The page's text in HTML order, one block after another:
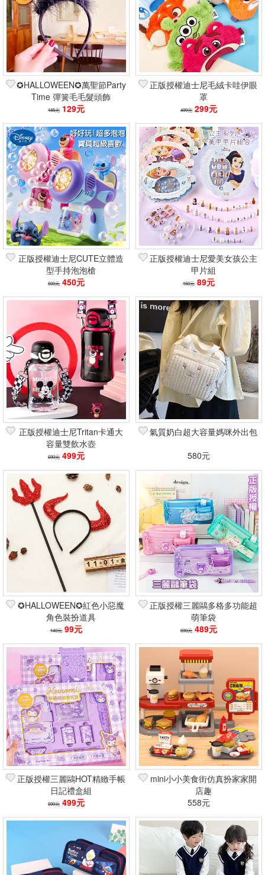
✪HALLOWEEN✪萬聖節Party
Time 彈簧毛毛髮頭飾
185元 129元
正版授權迪士尼毛絨卡哇伊眼
罩
499元 299元
正版授權迪士尼CUTE立體造
型手持泡泡槍
600元 450元
正版授權迪士尼愛美女孩公主
甲片組
150元 89元
正版授權迪士尼Tritan卡通大
容量雙飲水壺
690元 499元
氣質奶白超大容量媽咪外出包
580元
✪HALLOWEEN✪紅色小惡魔
角色裝扮道具
140元 99元
正版授權三麗鷗多格多功能超
萌筆袋
690元 489元
正版授權三麗鷗HOT精緻手帳
日記禮盒組
690元 499元
mini小小美食街仿真扮家家開
店趣
558元